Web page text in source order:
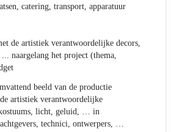
catering, transport, apparatuur
de artistiek verantwoordelijke decors,
naargelang het project (thema,
beeld van de productie
artistiek verantwoordelijke
licht, geluid, … in
technici, ontwerpers, …